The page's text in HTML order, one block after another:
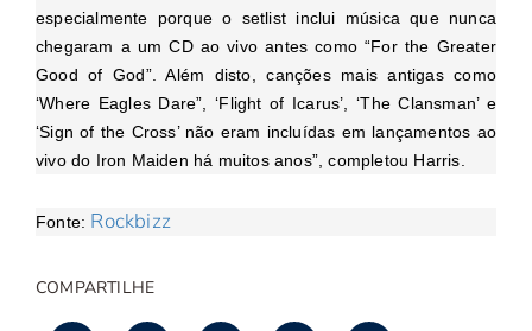
especialmente porque o setlist inclui música que nunca
chegaram a um CD ao vivo antes como “For the Greater
Good of God”. Além disto, canções mais antigas como
‘Where Eagles Dare”, ‘Flight of Icarus’, ‘The Clansman’ e
‘Sign of the Cross’ não eram incluídas em lançamentos ao
vivo do Iron Maiden há muitos anos”, completou Harris.
Fonte: Rockbizz
COMPARTILHE